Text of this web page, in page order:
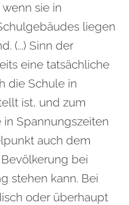
sie in
liegen
(...) Sinn der
eine tatsächliche
die Schule in
ist, und zum
Spannungszeiten
auch dem
bei
stehen kann. Bei
oder überhaupt